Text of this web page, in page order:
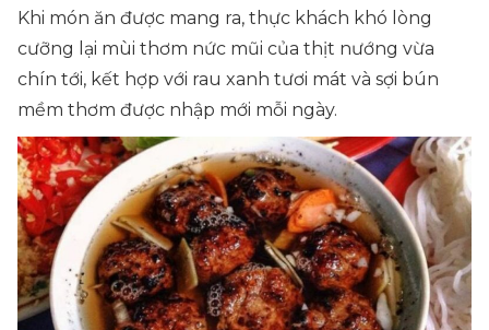
Khi món ăn được mang ra, thực khách khó lòng
cưỡng lại mùi thơm nức mũi của thịt nướng vừa
chín tới, kết hợp với rau xanh tươi mát và sợi bún
mềm thơm được nhập mới mỗi ngày.